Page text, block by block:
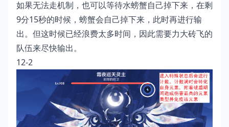
如果无法走机制，也可以等待水螃蟹自己掉下来，在剩
9分15秒的时候，螃蟹会自己掉下来，此时再进行输
出。但这时候已经浪费太多时间，因此需要力大砖飞的
队伍来尽快输出。
12-2